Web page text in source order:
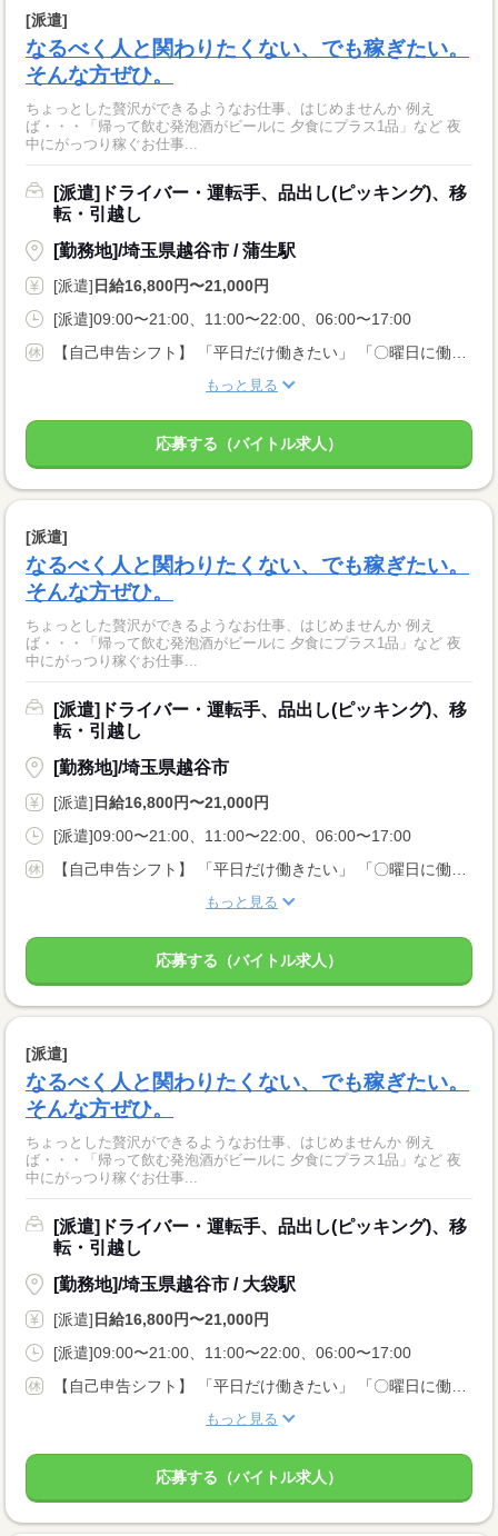
[派遣]
なるべく人と関わりたくない、でも稼ぎたい。
そんな方ぜひ。
ちょっとした贅沢ができるようなお仕事、はじめませんか 例え
ば・・・「帰って飲む発泡酒がビールに 夕食にプラス1品」など 夜
中にがっつり稼ぐお仕事...
[派遣]ドライバー・運転手、品出し(ピッキング)、移
転・引越し
[勤務地]/埼玉県越谷市 / 蒲生駅
[派遣] 日給16,800円〜21,000円
[派遣]09:00〜21:00、11:00〜22:00、06:00〜17:00
もっと見る
応募する（バイトル求人）
[派遣]
なるべく人と関わりたくない、でも稼ぎたい。
そんな方ぜひ。
ちょっとした贅沢ができるようなお仕事、はじめませんか 例え
ば・・・「帰って飲む発泡酒がビールに 夕食にプラス1品」など 夜
中にがっつり稼ぐお仕事...
[派遣]ドライバー・運転手、品出し(ピッキング)、移
転・引越し
[勤務地]/埼玉県越谷市
[派遣] 日給16,800円〜21,000円
[派遣]09:00〜21:00、11:00〜22:00、06:00〜17:00
もっと見る
応募する（バイトル求人）
[派遣]
なるべく人と関わりたくない、でも稼ぎたい。
そんな方ぜひ。
ちょっとした贅沢ができるようなお仕事、はじめませんか 例え
ば・・・「帰って飲む発泡酒がビールに 夕食にプラス1品」など 夜
中にがっつり稼ぐお仕事...
[派遣]ドライバー・運転手、品出し(ピッキング)、移
転・引越し
[勤務地]/埼玉県越谷市 / 大袋駅
[派遣] 日給16,800円〜21,000円
[派遣]09:00〜21:00、11:00〜22:00、06:00〜17:00
もっと見る
応募する（バイトル求人）